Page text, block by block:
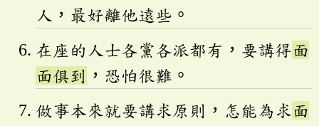
人，最好離他遠些。
在座的人士各黨各派都有，要講得面
面俱到 ，恐怕很難。
做事本來就要講求原則，怎能為求面